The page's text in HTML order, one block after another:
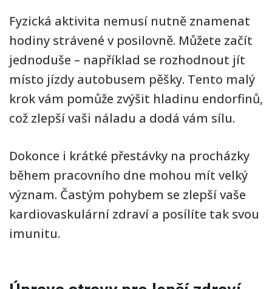
Fyzická aktivita nemusí nutně znamenat
hodiny strávené v posilovně. Můžete začít
jednoduše – například se rozhodnout jít
místo jízdy autobusem pěšky. Tento malý
krok vám pomůže zvýšit hladinu endorfinů,
což zlepší vaši náladu a dodá vám sílu.
Dokonce i krátké přestávky na procházky
během pracovního dne mohou mít velký
význam. Častým pohybem se zlepší vaše
kardiovaskulární zdraví a posílíte tak svou
imunitu.